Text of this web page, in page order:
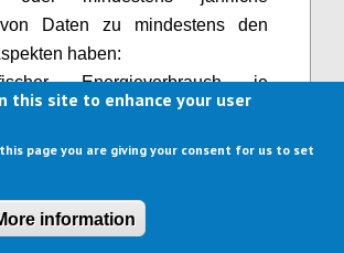
Daten zu mindestens den
haben:
Energieverbrauch je
/Kunde und Einheit (z.B.
und/oder kWh/m
Jahr);
Anteil des
der durch ggf. vor Ort
this site to enhance your user
page you are giving your consent for us to set
information